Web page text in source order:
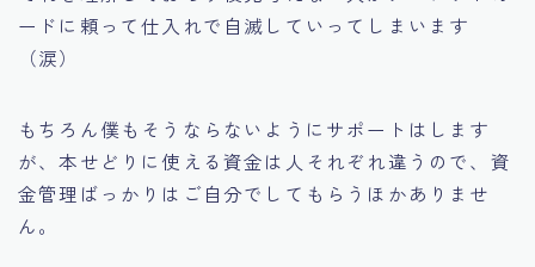
ードに頼って仕入れで自滅していってしまいます
（涙）
もちろん僕もそうならないようにサポートはします
が、本せどりに使える資金は人それぞれ違うので、資
金管理ばっかりはご自分でしてもらうほかありませ
ん。